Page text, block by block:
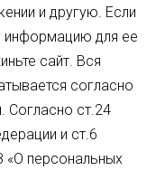
и другую. Если
информацию для ее
сайт. Вся
согласно
Согласно ст.24
и ст.6
персональных